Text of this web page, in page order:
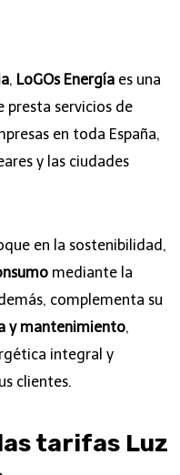
, LoGOs Energía es una
presta servicios de
en toda España,
y las ciudades
en la sostenibilidad,
mediante la
complementa su
y mantenimiento,
integral y
clientes.
tarifas Luz